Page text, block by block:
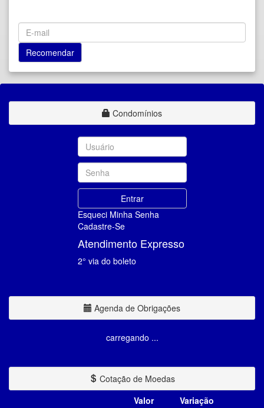
Condomínios
Esqueci Minha Senha
Cadastre-Se
Atendimento Expresso
2° via do boleto
Agenda de Obrigações
carregando ...
Cotação de Moedas
Valor
Variação